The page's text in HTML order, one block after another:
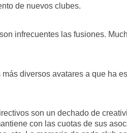
de nuevos clubes.
infrecuentes las fusiones.
diversos avatares a que ha
son un dechado de
con las cuotas de sus